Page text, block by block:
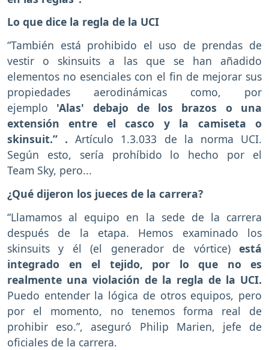
Lo que dice la regla de la UCI
“También está prohibido el uso de prendas de
vestir o skinsuits a las que se han añadido
elementos no esenciales con el fin de mejorar sus
propiedades aerodinámicas como, por
ejemplo 'Alas' debajo de los brazos o una
extensión entre el casco y la camiseta o
skinsuit.” . Artículo 1.3.033 de la norma UCI.
Según esto, sería prohíbido lo hecho por el
Team Sky, pero...
¿Qué dijeron los jueces de la carrera?
“Llamamos al equipo en la sede de la carrera
después de la etapa. Hemos examinado los
skinsuits y él (el generador de vórtice) está
integrado en el tejido, por lo que no es
realmente una violación de la regla de la UCI.
Puedo entender la lógica de otros equipos, pero
por el momento, no tenemos forma real de
prohibir eso.”, aseguró Philip Marien, jefe de
oficiales de la carrera.